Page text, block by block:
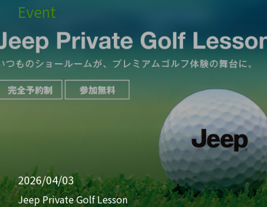
Event
2026/04/03
Jeep Private Golf Lesson